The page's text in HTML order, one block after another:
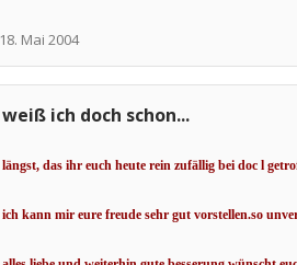
18. Mai 2004
weiß ich doch schon...
längst, das ihr euch heute rein zufällig bei doc l
ich kann mir eure freude sehr gut vorstellen.so